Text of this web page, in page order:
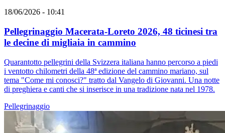
18/06/2026 - 10:41
Pellegrinaggio Macerata-Loreto 2026, 48 ticinesi tra
le decine di migliaia in cammino
Quarantotto pellegrini della Svizzera italiana hanno percorso a piedi
i ventotto chilometri della 48ª edizione del cammino mariano, sul
tema "Come mi conosci?" tratto dal Vangelo di Giovanni. Una notte
di preghiera e canti che si inserisce in una tradizione nata nel 1978.
Pellegrinaggio